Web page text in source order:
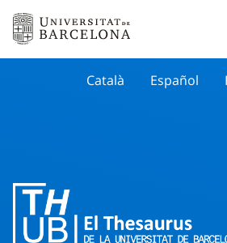
Català Español